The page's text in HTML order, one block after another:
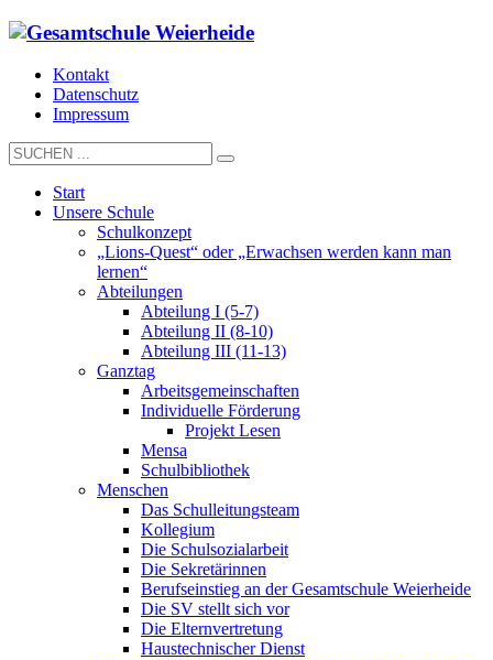
Kontakt
Datenschutz
Impressum
Start
Unsere Schule
Schulkonzept
„Lions-Quest“ oder „Erwachsen werden kann man
lernen“
Abteilungen
Abteilung I (5-7)
Abteilung II (8-10)
Abteilung III (11-13)
Ganztag
Arbeitsgemeinschaften
Individuelle Förderung
Projekt Lesen
Mensa
Schulbibliothek
Menschen
Das Schulleitungsteam
Kollegium
Die Schulsozialarbeit
Die Sekretärinnen
Berufseinstieg an der Gesamtschule Weierheide
Die SV stellt sich vor
Die Elternvertretung
Haustechnischer Dienst